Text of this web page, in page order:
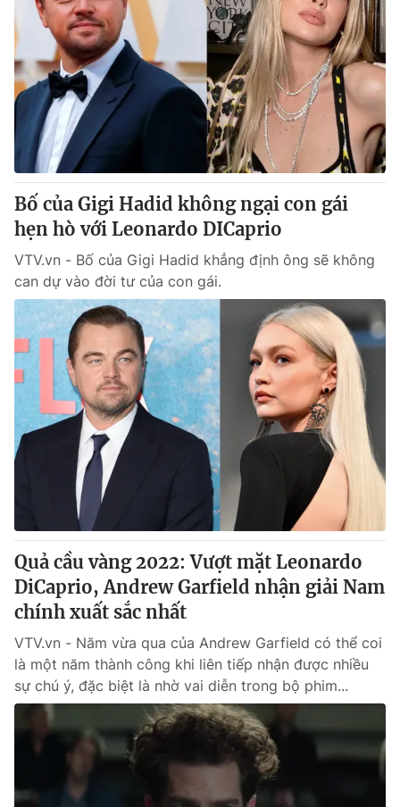
Bố của Gigi Hadid không ngại con gái
hẹn hò với Leonardo DICaprio
VTV.vn - Bố của Gigi Hadid khẳng định ông sẽ không
can dự vào đời tư của con gái.
Quả cầu vàng 2022: Vượt mặt Leonardo
DiCaprio, Andrew Garfield nhận giải Nam
chính xuất sắc nhất
VTV.vn - Năm vừa qua của Andrew Garfield có thể coi
là một năm thành công khi liên tiếp nhận được nhiều
sự chú ý, đặc biệt là nhờ vai diễn trong bộ phim...